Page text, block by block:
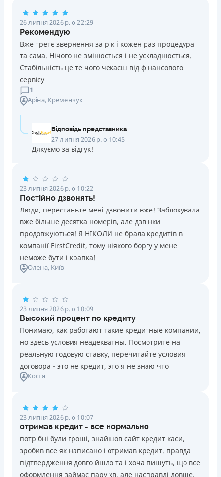
Погашення
Оплата на розрахунковий рахунок
Онлайн (через сайт або інтернет-банкінг)
Через термінали Приватбанку
Через термінали самообслуговування
Ліцензія НБУ
Ліцензія переоформлена 14.03.2024 р.
Вся інформація про кредит
ОТРИМАТИ ПОЗИКУ
26 липня 2026 р. о 22:29
Рекомендую
Вже третє звернення за рік і кожен раз процедура
та сама. Нічого не змінюється і не ускладнюється.
Стабільність це те чого чекаєш від фінансового
сервісу
1
Аріна, Кременчук
Відповідь представника
27 липня 2026 р. о 10:45
Дякуємо за відгук!
23 липня 2026 р. о 10:22
Постійно дзвонять!
Люди, перестаньте мені дзвонити вже! Заблокувала
вже більше десятка номерів, але дзвінки
продовжуються! Я НІКОЛИ не брала кредитів в
компанії FirstCredit, тому ніякого боргу у мене
неможе бути і крапка!
Олена, Київ
23 липня 2026 р. о 10:09
Высокий процент по кредиту
Понимаю, как работают такие кредитные компании,
но здесь условия неадекватны. Посмотрите на
реальную годовую ставку, перечитайте условия
договора - это не кредит, это я не знаю что
Костя
23 липня 2026 р. о 10:07
отримав кредит - все нормально
потрібні були гроші, знайшов сайт кредит каси,
зробив все як написано і отримав кредит. правда
підтвердження довго йшло та і хоча пишуть, що все
оформлення займає пару хв, але насправді довше.